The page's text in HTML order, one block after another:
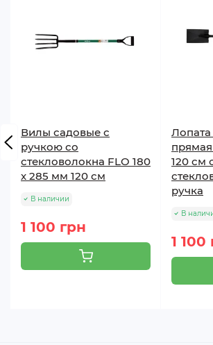
Вилы садовые с
ручкою со
стекловолокна FLO 180
х 285 мм 120 см
В наличии
1 100 грн
прямая
120 см
ручка
В
1 100